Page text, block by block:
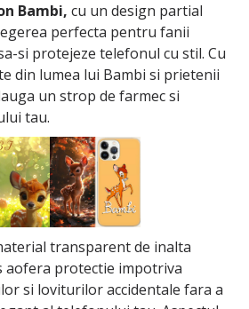
Bambi, cu un design partial
perfecta pentru fanii
si protejeze telefonul cu stil. Cu
din lumea lui Bambi si prietenii
un strop de farmec si
tau.
transparent de inalta
aofera protectie impotriva
si loviturilor accidentale fara a